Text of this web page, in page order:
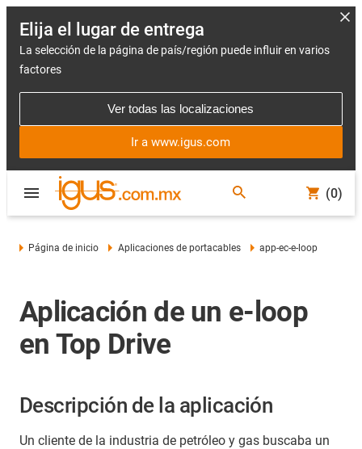
Elija el lugar de entrega
La selección de la página de país/región puede influir en varios
factores
Ver todas las localizaciones
Ir a www.igus.com
(0)
Página de inicio Aplicaciones de portacables app-ec-e-loop
Aplicación de un e-loop
en Top Drive
Descripción de la aplicación
Un cliente de la industria de petróleo y gas buscaba un